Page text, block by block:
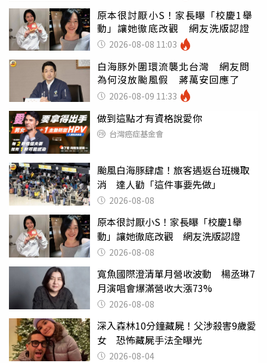
原本很討厭小S！家長曝「校慶1舉
動」讓她徹底改觀 網友洗版認證
2026-08-08 11:03
白海豚外圍環流襲北台灣 網友問
為何沒放颱風假 蔣萬安回應了
2026-08-09 11:33
做到這點才有資格說愛你
台灣癌症基金會
颱風白海豚肆虐！旅客遇返台班機取
消 達人勸「這件事要先做」
2026-08-08
原本很討厭小S！家長曝「校慶1舉
動」讓她徹底改觀 網友洗版認證
2026-08-08
寬魚國際澄清單月營收波動 楊丞琳7
月演唱會爆滿營收大漲73%
2026-08-08
深入森林10分鐘藏屍！父涉殺害9歲愛
女 恐怖藏屍手法全曝光
2026-08-04